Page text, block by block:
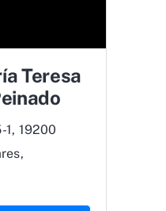
Teresa
1, 19200